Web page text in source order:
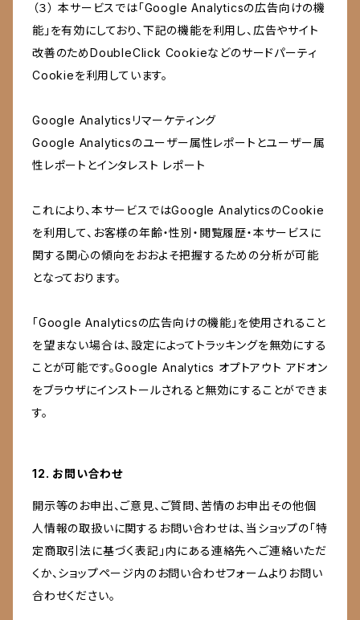
（３） 本サービスでは「Google Analyticsの広告向けの機
能」を有効にしており、下記の機能を利用し、広告やサイト
改善のためDoubleClick Cookieなどのサードパーティ
Cookieを利用しています。
Google Analyticsリマーケティング
Google Analyticsのユーザー属性レポートとユーザー属
性レポートとインタレスト レポート
これにより、本サービスではGoogle AnalyticsのCookie
を利用して、お客様の年齢・性別・閲覧履歴・本サービスに
関する関心の傾向をおおよそ把握するための分析が可能
となっております。
「Google Analyticsの広告向けの機能」を使用されること
を望まない場合は、設定によってトラッキングを無効にする
ことが可能です。Google Analytics オプトアウト アドオン
をブラウザにインストールされると無効にすることができま
す。
12. お問い合わせ
開示等のお申出、ご意見、ご質問、苦情のお申出その他個
人情報の取扱いに関するお問い合わせは、当ショップの「特
定商取引法に基づく表記」内にある連絡先へご連絡いただ
くか、ショップページ内のお問い合わせフォームよりお問い
合わせください。